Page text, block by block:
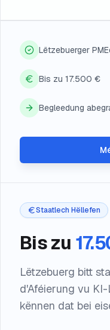
Lëtzebuerger
Bis zu 17.500 €
Begleedung
Staatlech Hëllefen
Bis zu
Lëtzebuerg bitt
d'Aféierung vu
kënnen dat bei